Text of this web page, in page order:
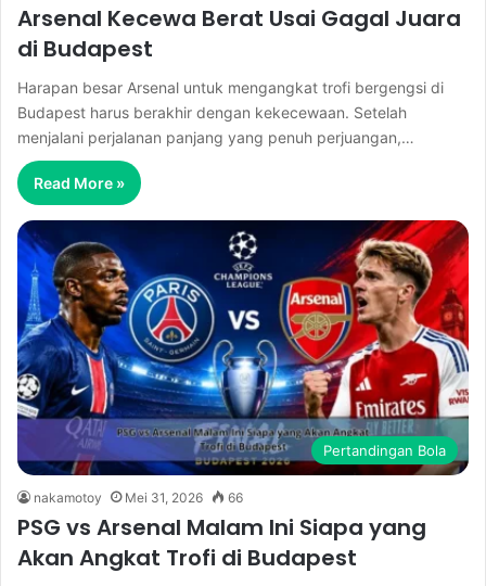
Arsenal Kecewa Berat Usai Gagal Juara
di Budapest
Harapan besar Arsenal untuk mengangkat trofi bergengsi di
Budapest harus berakhir dengan kekecewaan. Setelah
menjalani perjalanan panjang yang penuh perjuangan,…
Read More »
Pertandingan Bola
nakamotoy Mei 31, 2026 66
PSG vs Arsenal Malam Ini Siapa yang
Akan Angkat Trofi di Budapest